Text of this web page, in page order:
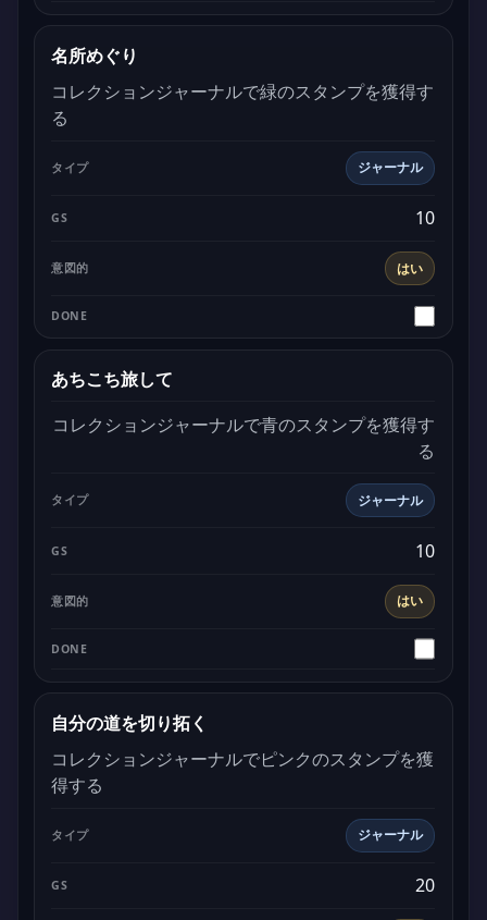
名所めぐり
コレクションジャーナルで緑のスタンプを獲得す
る
ジャーナル
はい
10
あちこち旅して
コレクションジャーナルで青のスタンプを獲得す
る
ジャーナル
はい
10
自分の道を切り拓く
コレクションジャーナルでピンクのスタンプを獲
得する
ジャーナル
20